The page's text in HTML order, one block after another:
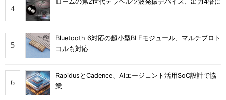
Bluetooth 6対応の超小型BLEモジュール、マルチプロト
コルも対応
RapidusとCadence、AIエージェント活用SoC設計で協
業